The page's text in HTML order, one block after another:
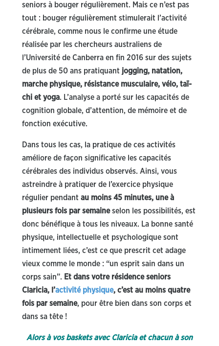
seniors à bouger régulièrement. Mais ce n’est pas
tout : bouger régulièrement stimulerait l’activité
cérébrale, comme nous le confirme une étude
réalisée par les chercheurs australiens de
l’Université de Canberra en fin 2016 sur des sujets
de plus de 50 ans pratiquant jogging, natation,
marche physique, résistance musculaire, vélo, taï-
chi et yoga. L’analyse a porté sur les capacités de
cognition globale, d’attention, de mémoire et de
fonction exécutive.
Dans tous les cas, la pratique de ces activités
améliore de façon significative les capacités
cérébrales des individus observés. Ainsi, vous
astreindre à pratiquer de l’exercice physique
régulier pendant au moins 45 minutes, une à
plusieurs fois par semaineselon les possibilités, est
donc bénéfique à tous les niveaux. La bonne santé
physique, intellectuelle et psychologique sont
intimement liées, c’est ce que prescrit cet adage
vieux comme le monde : “un esprit sain dans un
corps sain”. Et dans votre résidence seniors
Claricia, l’activité physique, c’est au moins quatre
fois par semaine, pour être bien dans son corps et
dans sa tête !
Alors à vos baskets avec Claricia et chacun à son